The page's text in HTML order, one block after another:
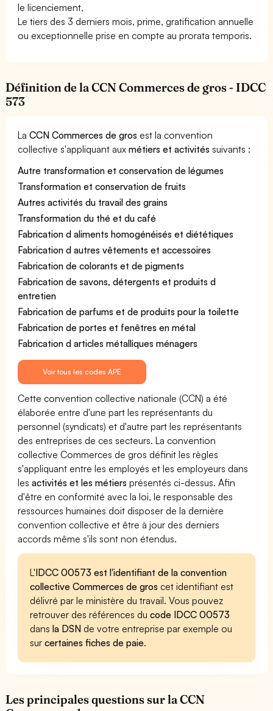
le licenciement,
Le tiers des 3 derniers mois, prime, gratification annuelle
ou exceptionnelle prise en compte au prorata temporis.
Définition de la CCN Commerces de gros - IDCC
573
LaCCN Commerces de gros est la convention
collective s'appliquant auxmétiers et activités suivants :
Autre transformation et conservation de légumes
Transformation et conservation de fruits
Autres activités du travail des grains
Transformation du thé et du café
Fabrication d aliments homogénéisés et diététiques
Fabrication d autres vêtements et accessoires
Fabrication de colorants et de pigments
Fabrication de savons, détergents et produits d
entretien
Fabrication de parfums et de produits pour la toilette
Fabrication de portes et fenêtres en métal
Fabrication d articles métalliques ménagers
Voir tous les codes APE
Cette convention collective nationale (CCN) a été
élaborée entre d'une part les représentants du
personnel (syndicats) et d'autre part les représentants
des entreprises de ces secteurs. La convention
collective Commerces de gros définit les règles
s'appliquant entre les employés et les employeurs dans
lesactivités et les métiers présentés ci-dessus. Afin
d'être en conformité avec la loi, le responsable des
ressources humaines doit disposer de la dernière
convention collective et être à jour des derniers
accords même s'ils sont non étendus.
L'IDCC 00573 est l'identifiant de la convention
collective Commerces de gros cet identifiant est
délivré par le ministère du travail. Vous pouvez
retrouver des références ducode IDCC 00573
dansla DSN de votre entreprise par exemple ou
surcertaines fiches de paie.
Les principales questions sur la CCN